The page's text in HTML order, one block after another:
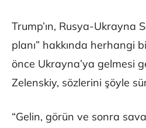
Trump’ın, Rusya-Ukrayna
planı” hakkında herhangi
önce Ukrayna’ya gelmesi
Zelenskiy, sözlerini şöyle
“Gelin, görün ve sonra